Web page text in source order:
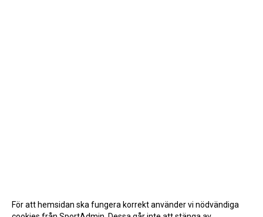
För att hemsidan ska fungera korrekt använder vi nödvändiga